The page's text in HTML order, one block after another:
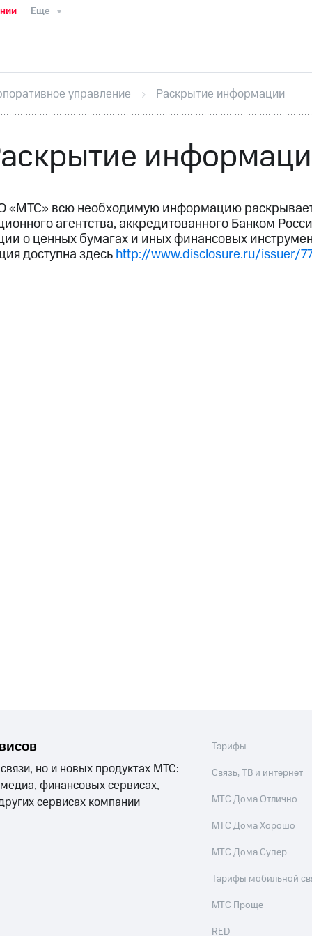
Еще
ИнтервьюФинансовая отчетность
секретарьРаскрытие информации
кабинет акционераАкционерный капитал
именных облигацийДругое
управление Раскрытие информации
«МТС» всю необходимую информацию
агентства, аккредитованного Банком
о ценных бумагах и иных финансовых
доступна здесьhttp://www.disclosure.ru/issuer/
но и новых продуктах МТС:
финансовых сервисах,
сервисах компании
Тарифы
Связь, ТВ и интернет
МТС Дома Отлично
МТС Дома Хорошо
МТС Дома Супер
Тарифы мобильной
МТС Проще
RED